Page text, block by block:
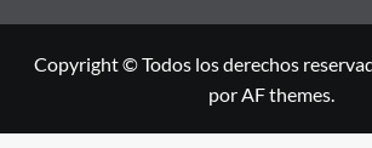
Copyright © Todos los derechos
por AF themes.